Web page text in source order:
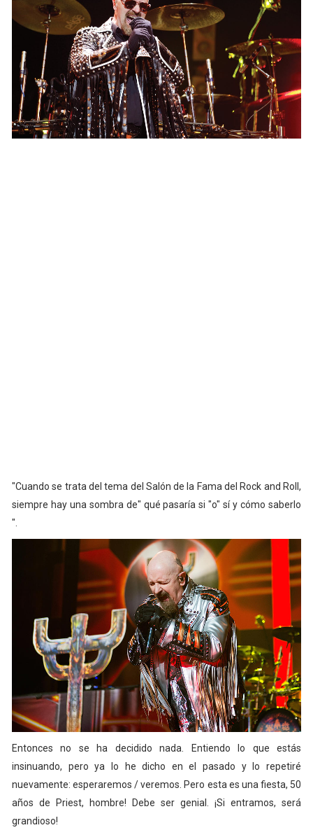
"Cuando se trata del tema del Salón de la Fama del Rock and Roll,
siempre hay una sombra de" qué pasaría si "o" sí y cómo saberlo
".
Entonces no se ha decidido nada. Entiendo lo que estás
insinuando, pero ya lo he dicho en el pasado y lo repetiré
nuevamente: esperaremos / veremos. Pero esta es una fiesta, 50
años de Priest, hombre! Debe ser genial. ¡Si entramos, será
grandioso!